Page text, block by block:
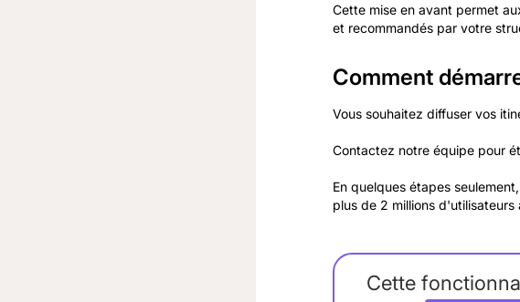
Cette mise en avant permet
et recommandés par votre
Comment
Vous souhaitez diffuser vos
Contactez notre équipe pour
En quelques étapes
plus de 2 millions
Cette